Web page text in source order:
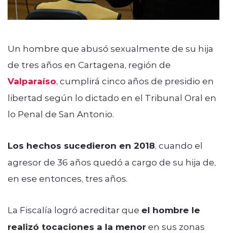
Un hombre que abusó sexualmente de su hija
de tres años en Cartagena, región de
Valparaíso, cumplirá cinco años de presidio en
libertad según lo dictado en el Tribunal Oral en
lo Penal de San Antonio.
Los hechos sucedieron en 2018, cuando el
agresor de 36 años quedó a cargo de su hija de,
en ese entonces, tres años.
La Fiscalía logró acreditar que el hombre le
realizó tocaciones a la menor en sus zonas